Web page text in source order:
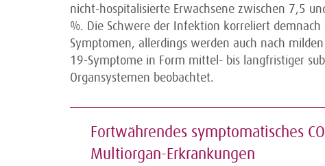
nicht-hospitalisierte Erwachsene zwischen 7,5
%. Die Schwere der Infektion korreliert
Symptomen, allerdings werden auch nach
19-Symptome in Form mittel- bis langfristiger
Organsystemen beobachtet.
Fortwährendes symptomatisches
Multiorgan-Erkrankungen